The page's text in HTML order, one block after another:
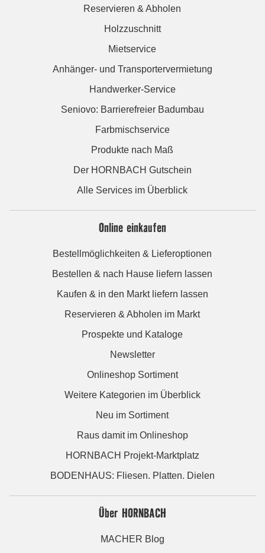
Reservieren & Abholen
Holzzuschnitt
Mietservice
Anhänger- und Transportervermietung
Handwerker-Service
Seniovo: Barrierefreier Badumbau
Farbmischservice
Produkte nach Maß
Der HORNBACH Gutschein
Alle Services im Überblick
Online einkaufen
Bestellmöglichkeiten & Lieferoptionen
Bestellen & nach Hause liefern lassen
Kaufen & in den Markt liefern lassen
Reservieren & Abholen im Markt
Prospekte und Kataloge
Newsletter
Onlineshop Sortiment
Weitere Kategorien im Überblick
Neu im Sortiment
Raus damit im Onlineshop
HORNBACH Projekt-Marktplatz
BODENHAUS: Fliesen. Platten. Dielen
Über HORNBACH
MACHER Blog